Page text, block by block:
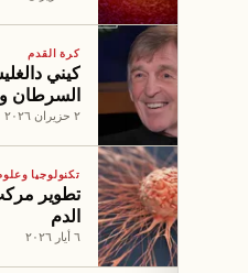
كرة القدم
كيني
السرطان
خصوصيته
٢ حزيران ٢٠٢٦
تكنولوجيا
تطوير
الدم
٦ أيار ٢٠٢٦